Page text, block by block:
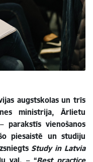
augstskolas un trīs
ministrija, Ārlietu
parakstīs vienošanos
piesaistē un studiju
Study in Latvia
val. – “Best practice